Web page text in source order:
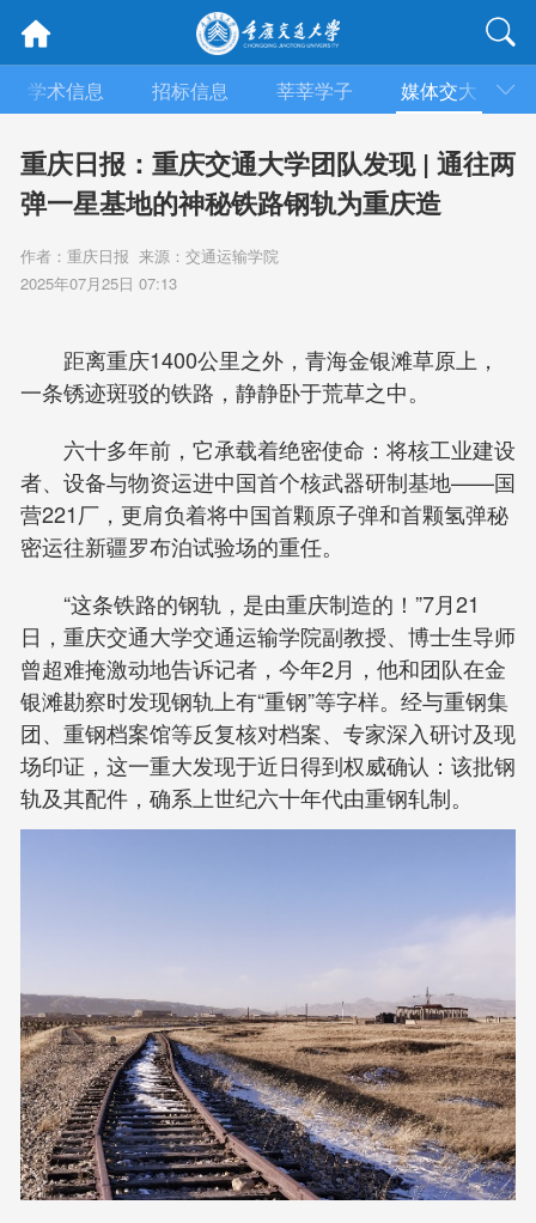
学术信息 招标信息 莘莘学子 媒体交大
重庆日报：重庆交通大学团队发现 | 通往两
弹一星基地的神秘铁路钢轨为重庆造
作者：重庆日报 来源：交通运输学院
2025年07月25日 07:13
距离重庆1400公里之外，青海金银滩草原上，
一条锈迹斑驳的铁路，静静卧于荒草之中。
六十多年前，它承载着绝密使命：将核工业建设
者、设备与物资运进中国首个核武器研制基地——国
营221厂，更肩负着将中国首颗原子弹和首颗氢弹秘
密运往新疆罗布泊试验场的重任。
“这条铁路的钢轨，是由重庆制造的！”7月21
日，重庆交通大学交通运输学院副教授、博士生导师
曾超难掩激动地告诉记者，今年2月，他和团队在金
银滩勘察时发现钢轨上有“重钢”等字样。经与重钢集
团、重钢档案馆等反复核对档案、专家深入研讨及现
场印证，这一重大发现于近日得到权威确认：该批钢
轨及其配件，确系上世纪六十年代由重钢轧制。